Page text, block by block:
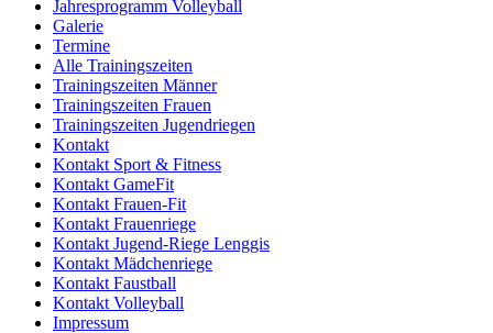
Jahresprogramm Volleyball
Galerie
Termine
Alle Trainingszeiten
Trainingszeiten Männer
Trainingszeiten Frauen
Trainingszeiten Jugendriegen
Kontakt
Kontakt Sport & Fitness
Kontakt GameFit
Kontakt Frauen-Fit
Kontakt Frauenriege
Kontakt Jugend-Riege Lenggis
Kontakt Mädchenriege
Kontakt Faustball
Kontakt Volleyball
Impressum